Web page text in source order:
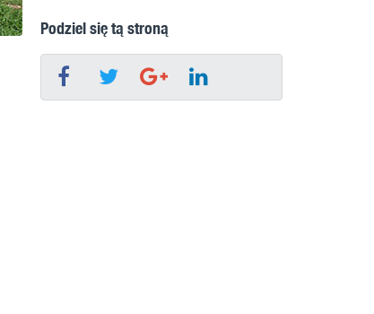
Podziel się tą stroną